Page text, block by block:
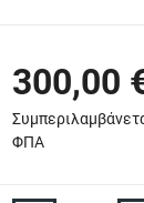
300,00
ΦΠΑ